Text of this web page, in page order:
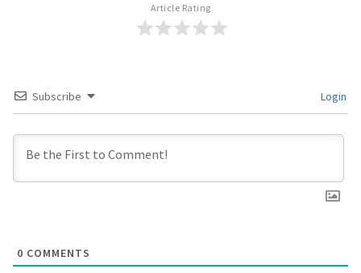
Article Rating
Subscribe Login
0 COMMENTS